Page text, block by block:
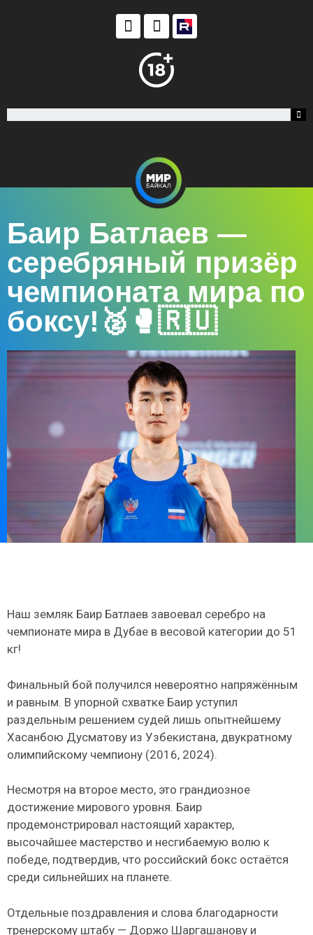
Баир Батлаев —
серебряный призёр
чемпионата мира по
боксу!🥈🥊🇷🇺
Наш земляк Баир Батлаев завоевал серебро на
чемпионате мира в Дубае в весовой категории до 51
кг!
Финальный бой получился невероятно напряжённым
и равным. В упорной схватке Баир уступил
раздельным решением судей лишь опытнейшему
Хасанбою Дусматову из Узбекистана, двукратному
олимпийскому чемпиону (2016, 2024).
Несмотря на второе место, это грандиозное
достижение мирового уровня. Баир
продемонстрировал настоящий характер,
высочайшее мастерство и несгибаемую волю к
победе, подтвердив, что российский бокс остаётся
среди сильнейших на планете.
Отдельные поздравления и слова благодарности
тренерскому штабу — Доржо Шаргашанову и